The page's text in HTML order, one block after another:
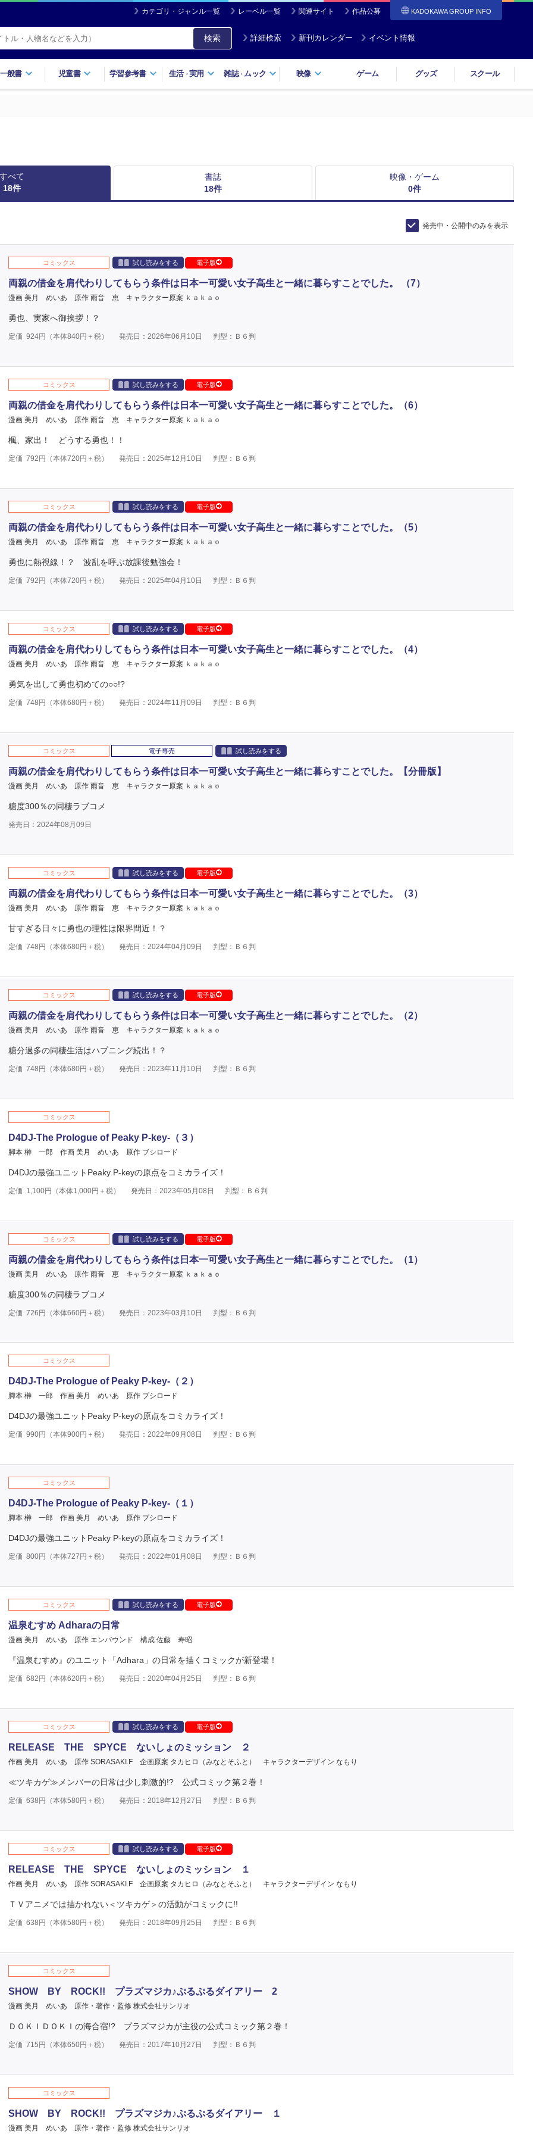
カテゴリ・ジャンル一覧 レーベル一覧 関連サイト 作品公募 KADOKAWA GROUP INFO
検索 詳細検索 新刊カレンダー イベント情報
一般書 児童書 学習参考書 生活・実用 雑誌・ ムック 映像 ゲーム グッズ スクール
すべて
18件
書誌
18件
映像・ゲーム
0件
発売中・公開中のみを表示
コミックス 試し読みをする 電子版
両親の借金を肩代わりしてもらう条件は日本一可愛い女子高生と一緒に暮らすことでした。 （7）
漫画 美月 めいあ 原作 雨音 恵 キャラクター原案 ｋａｋａｏ
勇也、実家へ御挨拶！？
定価 924円（本体840円＋税） 発売日：2026年06月10日 判型：Ｂ６判
コミックス 試し読みをする 電子版
両親の借金を肩代わりしてもらう条件は日本一可愛い女子高生と一緒に暮らすことでした。（6）
漫画 美月 めいあ 原作 雨音 恵 キャラクター原案 ｋａｋａｏ
楓、家出！ どうする勇也！！
定価 792 円（本体720円＋税） 発売日：2025年12月10日 判型：Ｂ６判
コミックス 試し読みをする 電子版
両親の借金を肩代わりしてもらう条件は日本一可愛い女子高生と一緒に暮らすことでした。（5）
漫画 美月 めいあ 原作 雨音 恵 キャラクター原案 ｋａｋａｏ
勇也に熱視線！？ 波乱を呼ぶ放課後勉強会！
定価 792 円（本体720円＋税） 発売日：2025年04月10日 判型：Ｂ６判
コミックス 試し読みをする 電子版
両親の借金を肩代わりしてもらう条件は日本一可愛い女子高生と一緒に暮らすことでした。（4）
漫画 美月 めいあ 原作 雨音 恵 キャラクター原案 ｋａｋａｏ
勇気を出して勇也初めての○○!?
定価 748 円（本体680円＋税） 発売日：2024年11月09日 判型：Ｂ６判
コミックス 電子専売 試し読みをする
両親の借金を肩代わりしてもらう条件は日本一可愛い女子高生と一緒に暮らすことでした。【分冊版】
漫画 美月 めいあ 原作 雨音 恵 キャラクター原案 ｋａｋａｏ
糖度300％の同棲ラブコメ
発売日：2024年08月09日
コミックス 試し読みをする 電子版
両親の借金を肩代わりしてもらう条件は日本一可愛い女子高生と一緒に暮らすことでした。（3）
漫画 美月 めいあ 原作 雨音 恵 キャラクター原案 ｋａｋａｏ
甘すぎる日々に勇也の理性は限界間近！？
定価 748 円（本体680円＋税） 発売日：2024年04月09日 判型：Ｂ６判
コミックス 試し読みをする 電子版
両親の借金を肩代わりしてもらう条件は日本一可愛い女子高生と一緒に暮らすことでした。（2）
漫画 美月 めいあ 原作 雨音 恵 キャラクター原案 ｋａｋａｏ
糖分過多の同棲生活はハプニング続出！？
定価 748 円（本体680円＋税） 発売日：2023年11月10日 判型：Ｂ６判
コミックス
D4DJ-The Prologue of Peaky P-key-（３）
脚本 榊 一郎 作画 美月 めいあ 原作 ブシロード
D4DJの最強ユニットPeaky P-keyの原点をコミカライズ！
定価 1,100円（本体1,000円＋税） 発売日：2023年05月08日 判型：Ｂ６判
コミックス 試し読みをする 電子版
両親の借金を肩代わりしてもらう条件は日本一可愛い女子高生と一緒に暮らすことでした。（1）
漫画 美月 めいあ 原作 雨音 恵 キャラクター原案 ｋａｋａｏ
糖度300％の同棲ラブコメ
定価 726 円（本体660円＋税） 発売日：2023年03月10日 判型：Ｂ６判
コミックス
D4DJ-The Prologue of Peaky P-key-（２）
脚本 榊 一郎 作画 美月 めいあ 原作 ブシロード
D4DJの最強ユニットPeaky P-keyの原点をコミカライズ！
定価 990円（本体900円＋税） 発売日：2022年09月08日 判型：Ｂ６判
コミックス
D4DJ-The Prologue of Peaky P-key-（１）
脚本 榊 一郎 作画 美月 めいあ 原作 ブシロード
D4DJの最強ユニットPeaky P-keyの原点をコミカライズ！
定価 800円（本体727 円＋税） 発売日：2022年01月08日 判型：Ｂ６判
コミックス 試し読みをする 電子版
温泉むすめ Adharaの日常
漫画 美月 めいあ 原作 エンバウンド 構成 佐藤 寿昭
『温泉むすめ』のユニット「Adhara」の日常を描くコミックが新登場！
定価 682 円（本体620円＋税） 発売日：2020年04月25日 判型：Ｂ６判
コミックス 試し読みをする 電子版
RELEASE THE SPYCE ないしょのミッション ２
作画 美月 めいあ 原作 SORASAKI.F 企画原案 タカヒロ（みなとそふと） キャラクターデザイン なもり
≪ツキカゲ≫メンバーの日常は少し刺激的!? 公式コミック第２巻！
定価 638 円（本体580円＋税） 発売日：2018年12月27日 判型：Ｂ６判
コミックス 試し読みをする 電子版
RELEASE THE SPYCE ないしょのミッション １
作画 美月 めいあ 原作 SORASAKI.F 企画原案 タカヒロ（みなとそふと） キャラクターデザイン なもり
ＴＶアニメでは描かれない＜ツキカゲ＞の活動がコミックに!!
定価 638 円（本体580円＋税） 発売日：2018年09月25日 判型：Ｂ６判
コミックス
SHOW BY ROCK!! プラズマジカ♪ぷるぷるダイアリー 2
漫画 美月 めいあ 原作・著作・監修 株式会社サンリオ
ＤＯＫＩＤＯＫＩの海合宿!? プラズマジカが主役の公式コミック第２巻！
定価 715 円（本体650円＋税） 発売日：2017年10月27日 判型：Ｂ６判
コミックス
SHOW BY ROCK!! プラズマジカ♪ぷるぷるダイアリー １
漫画 美月 めいあ 原作・著作・監修 株式会社サンリオ